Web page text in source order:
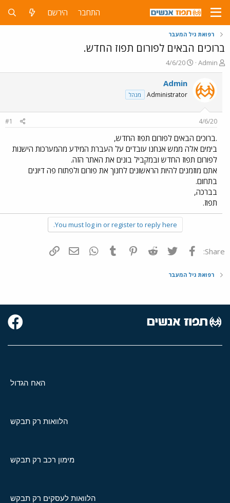
התחבר הירשם
רפואת גיל המעבר
ברוכים הבאים לפורום תפוז החדש.
פ
ו
ח
ו
ש
א
Admin
פ
ו
ר
ם
ר
י
ך
4/6/20
Admin
Administrator מנהל
4/6/20
#1
.ברוכים הבאים לפורום תפוז החדש,
בימים אלה ממש אנחנו עובדים על העברת המידע מהמערכות הישנות
לפורום תפוז החדש ובמקביל בונים את האתר הזה.
אתם מוזמנים להיות הראשונים לחנוך את פורום ולפתוח פה דיונים
בתחום.
בברכה,
תפוז.
You must log in or register to reply here.
Share: פייסבוק Twitter
Reddit
Pinterest
Tumblr
WhatsAppדואר אלקטרוני
רפואת גיל המעבר
האח הגדול
הלוואות רק תבקש
מימון רכב רק תבקש
הלוואות לעסקים רק תבקש